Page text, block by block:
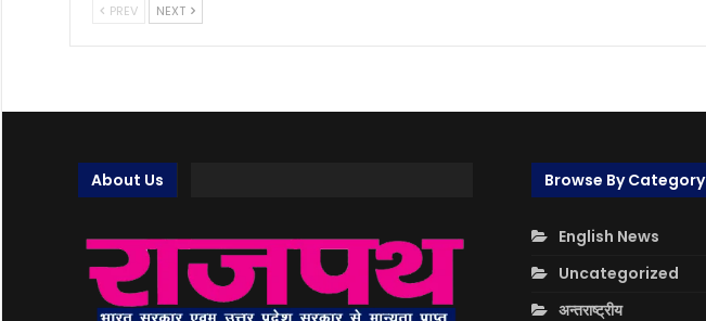
PREV NEXT
About Us Browse By Category
English News
Uncategorized
अन्तराष्ट्रीय